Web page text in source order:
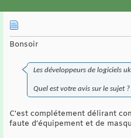
Bonsoir
Les développeurs de logiciels
Quel est votre avis sur le sujet ?
C'est complétement délirant
faute d’équipement et de